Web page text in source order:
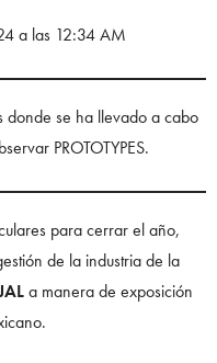
a las 12:34 AM
donde se ha llevado a cabo
PROTOTYPES.
para cerrar el año,
de la industria de la
a manera de exposición